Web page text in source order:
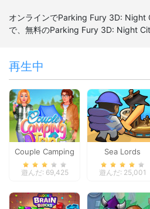
オンラインでParking Fury 3D: Night
で、無料のParking Fury 3D: Night
再生中
Couple Camping
Trip
遊んだ: 69,425
Sea Lords
遊んだ: 25,001